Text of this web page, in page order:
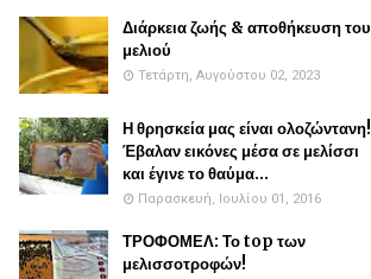
Διάρκεια ζωής & αποθήκευση του
μελιού
Τετάρτη, Αυγούστου 02, 2023
Η θρησκεία μας είναι ολοζώντανη!
Έβαλαν εικόνες μέσα σε μελίσσι
και έγινε το θαύμα...
Παρασκευή, Ιουλίου 01, 2016
ΤΡΟΦΟΜΕΛ: Το top των
μελισσοτροφών!